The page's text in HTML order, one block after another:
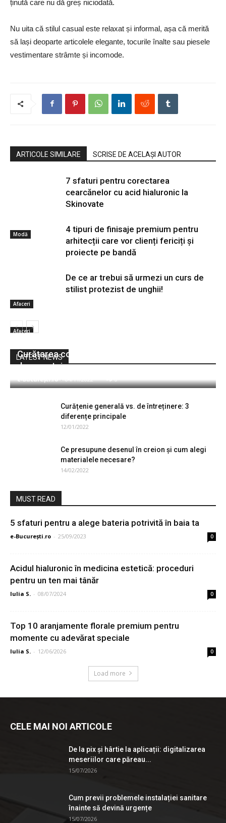
ținută care nu dă greș niciodată.
Nu uita că stilul casual este relaxat și informal, așa că merită
să lași deoparte articolele elegante, tocurile înalte sau piesele
vestimentare strâmte și incomode.
ARTICOLE SIMILARE SCRISE DE ACELAȘI AUTOR
Modă
7 sfaturi pentru corectarea
cearcănelor cu acid hialuronic la
Skinovate
Afaceri
4 tipuri de finisaje premium pentru
arhitecții care vor clienți fericiți și
proiecte pe bandă
Afaceri
De ce ar trebui să urmezi un curs de
stilist protezist de unghii!
LATEST NEWS
Curățarea covoarelor cu oțet: 6 avantaje și
dezavantaje
e-București.ro - 04/11/2022 0
Curățenie generală vs. de întreținere: 3
diferențe principale
12/01/2022
Ce presupune desenul în creion și cum alegi
materialele necesare?
14/02/2022
MUST READ
5 sfaturi pentru a alege bateria potrivită în baia ta
e-București.ro - 25/09/2023 0
Acidul hialuronic în medicina estetică: proceduri
pentru un ten mai tânăr
Iulia S. - 08/07/2024 0
Top 10 aranjamente florale premium pentru
momente cu adevărat speciale
Iulia S. - 12/06/2026 0
Load more
CELE MAI NOI ARTICOLE
De la pix şi hârtie la aplicații: digitalizarea
meseriilor care păreau...
15/07/2026
Cum previi problemele instalației sanitare
înainte să devină urgențe
15/07/2026